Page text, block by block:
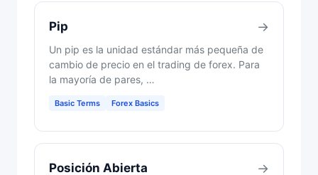
Pip
Un pip es la unidad estándar más pequeña de
cambio de precio en el trading de forex. Para
la mayoría de pares, …
Basic Terms Forex Basics
→
Posición Abierta →